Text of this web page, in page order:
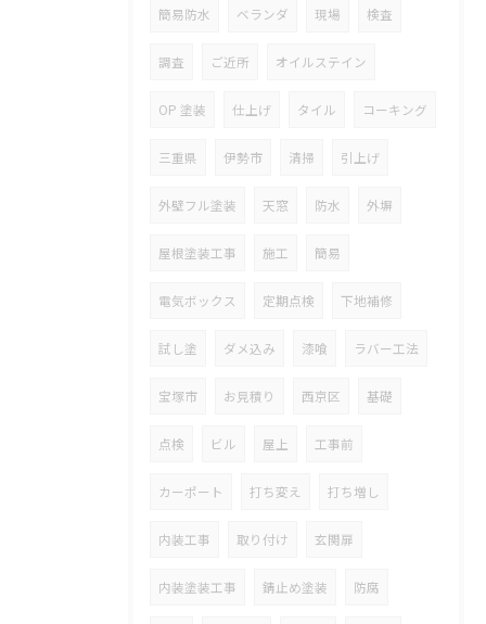
簡易防水 ベランダ 現場 検査
調査 ご近所 オイルステイン
OP 塗装 仕上げ タイル コーキング
三重県 伊勢市 清掃 引上げ
外壁フル塗装 天窓 防水 外塀
屋根塗装工事 施工 簡易
電気ボックス 定期点検 下地補修
試し塗 ダメ込み 漆喰 ラバー工法
宝塚市 お見積り 西京区 基礎
点検 ビル 屋上 工事前
カーポート 打ち変え 打ち増し
内装工事 取り付け 玄関扉
内装塗装工事 錆止め塗装 防腐